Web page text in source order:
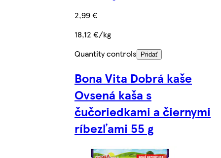
2,99 €
18,12 €/kg
Quantity controls
Pridať
Bona Vita Dobrá kaše
Ovsená kaša s
čučoriedkami a čiernymi
ríbezľami 55 g